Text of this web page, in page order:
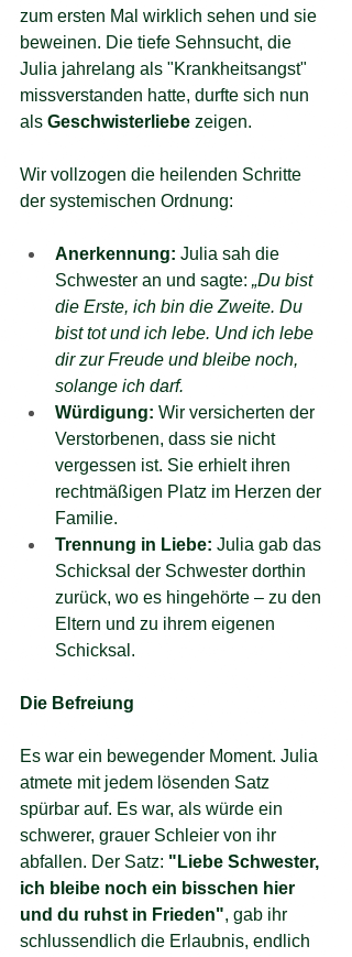
zum ersten Mal wirklich sehen und sie
beweinen. Die tiefe Sehnsucht, die
Julia jahrelang als "Krankheitsangst"
missverstanden hatte, durfte sich nun
als Geschwisterliebe zeigen.
Wir vollzogen die heilenden Schritte
der systemischen Ordnung:
Anerkennung: Julia sah die
Schwester an und sagte: „Du bist
die Erste, ich bin die Zweite. Du
bist tot und ich lebe. Und ich lebe
dir zur Freude und bleibe noch,
solange ich darf.
Würdigung: Wir versicherten der
Verstorbenen, dass sie nicht
vergessen ist. Sie erhielt ihren
rechtmäßigen Platz im Herzen der
Familie.
Trennung in Liebe: Julia gab das
Schicksal der Schwester dorthin
zurück, wo es hingehörte – zu den
Eltern und zu ihrem eigenen
Schicksal.
Die Befreiung
Es war ein bewegender Moment. Julia
atmete mit jedem lösenden Satz
spürbar auf. Es war, als würde ein
schwerer, grauer Schleier von ihr
abfallen. Der Satz: "Liebe Schwester,
ich bleibe noch ein bisschen hier
und du ruhst in Frieden", gab ihr
schlussendlich die Erlaubnis, endlich